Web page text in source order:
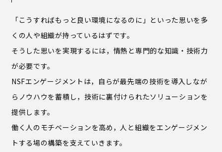
「こうすればもっと良い環境になるのに」といった思いを多
くの人や組織が持っているはずです。
そうした思いを実現するには，情熱と専門的な知識・技術力
が必要です。
NSFエンゲージメントは，自らが最先端の技術を導入しなが
らノウハウを蓄積し，技術に裏付けられたソリューションを
提供します。
働く人のモチベーションを高め，人と組織をエンゲージメン
トする場の構築を支えていきます。